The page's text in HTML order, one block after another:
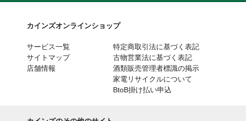
カインズオンラインショップ
サービス一覧
サイトマップ
店舗情報
特定商取引法に基づく表記
古物営業法に基づく表記
酒類販売管理者標識の掲示
家電リサイクルについて
BtoB掛け払い申込